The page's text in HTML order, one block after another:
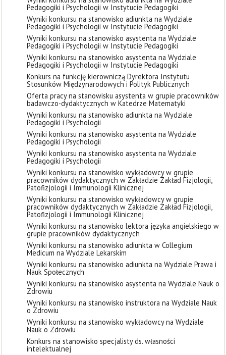
Pedagogiki i Psychologii w Instytucie Pedagogiki
Wyniki konkursu na stanowisko adiunkta na Wydziale
Pedagogiki i Psychologii w Instytucie Pedagogiki
Wyniki konkursu na stanowisko asystenta na Wydziale
Pedagogiki i Psychologii w Instytucie Pedagogiki
Wyniki konkursu na stanowisko asystenta na Wydziale
Pedagogiki i Psychologii w Instytucie Pedagogiki
Konkurs na funkcję kierowniczą Dyrektora Instytutu
Stosunków Międzynarodowych i Polityk Publicznych
Oferta pracy na stanowisku asystenta w grupie pracowników
badawczo-dydaktycznych w Katedrze Matematyki
Wyniki konkursu na stanowisko adiunkta na Wydziale
Pedagogiki i Psychologii
Wyniki konkursu na stanowisko asystenta na Wydziale
Pedagogiki i Psychologii
Wyniki konkursu na stanowisko asystenta na Wydziale
Pedagogiki i Psychologii
Wyniki konkursu na stanowisko wykładowcy w grupie
pracowników dydaktycznych w Zakładzie Zakład Fizjologii,
Patofizjologii i Immunologii Klinicznej
Wyniki konkursu na stanowisko wykładowcy w grupie
pracowników dydaktycznych w Zakładzie Zakład Fizjologii,
Patofizjologii i Immunologii Klinicznej
Wyniki konkursu na stanowisko lektora języka angielskiego w
grupie pracowników dydaktycznych
Wyniki konkursu na stanowisko adiunkta w Collegium
Medicum na Wydziale Lekarskim
Wyniki konkursu na stanowisko adiunkta na Wydziale Prawa i
Nauk Społecznych
Wyniki konkursu na stanowisko asystenta na Wydziale Nauk o
Zdrowiu
Wyniki konkursu na stanowisko instruktora na Wydziale Nauk
o Zdrowiu
Wyniki konkursu na stanowisko wykładowcy na Wydziale
Nauk o Zdrowiu
Konkurs na stanowisko specjalisty ds. własności
intelektualnej